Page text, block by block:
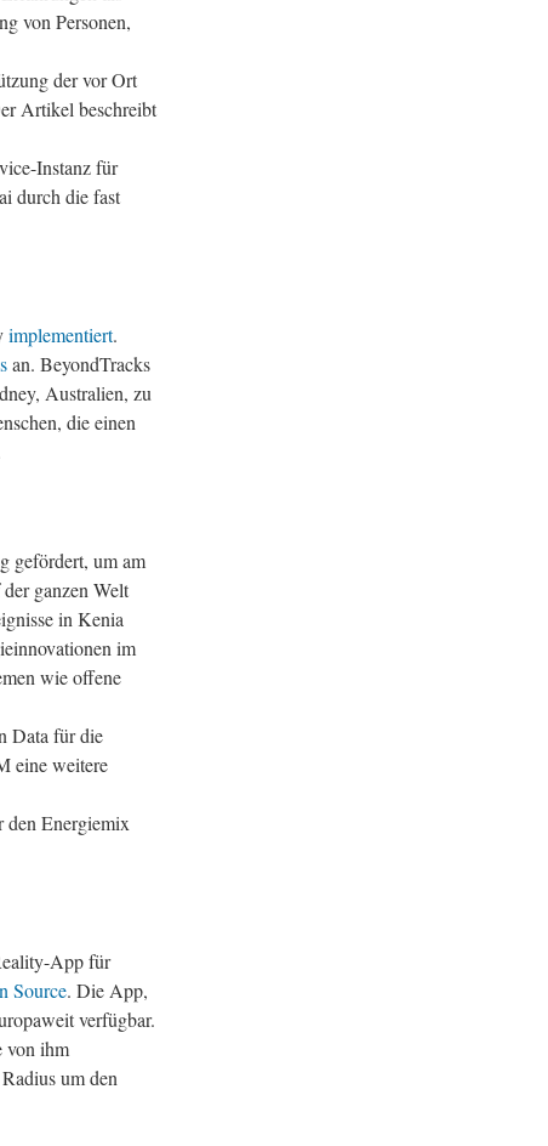
von Personen,
der vor Ort
Artikel beschreibt
Instanz für
durch die fast
implementiert.
an. BeyondTracks
Australien, zu
die einen
gefördert, um am
ganzen Welt
in Kenia
im
wie offene
Data für die
eine weitere
den Energiemix
App für
Source. Die App,
verfügbar.
von ihm
um den